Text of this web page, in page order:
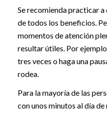
Se recomienda practicar
de todos los beneficios.
momentos de atención
resultar útiles. Por
tres veces o haga una
rodea.
Para la mayoría de las
con unos minutos al día